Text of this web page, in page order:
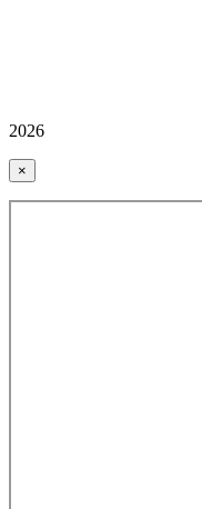
2026
×